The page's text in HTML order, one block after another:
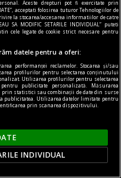
cu copiii în
Aceste drepturi pot fi exercitate prin
acceptati folosirea tuturor Tehnologiilor de
la stocarea/accesarea informatiilor de catre
SA MODIFIC SETARILE INDIVIDUAL” puteti
cele legate de cookie strict necesare pentru
datele pentru a oferi:
performanței reclamelor. Stocarea și/sau
profilurilor pentru selectarea conținutului
Utilizarea profilurilor pentru selectarea
publicitate personalizată. Măsurarea
statistici sau combinații de date din surse
publicitatea. Utilizarea datelor limitate pentru
prin scanarea dispozitivului.
INDIVIDUAL